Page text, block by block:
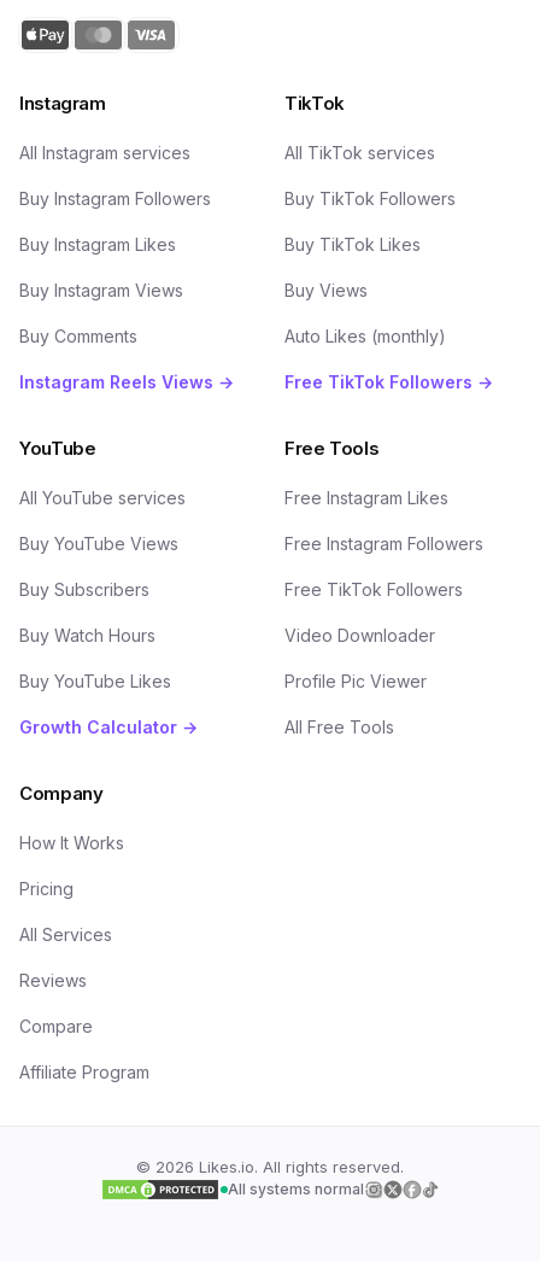
Instagram
All Instagram services
Buy Instagram Followers
Buy Instagram Likes
Buy Instagram Views
Buy Comments
Instagram Reels Views →
TikTok
All TikTok services
Buy TikTok Followers
Buy TikTok Likes
Buy Views
Auto Likes (monthly)
Free TikTok Followers →
YouTube
All YouTube services
Buy YouTube Views
Buy Subscribers
Buy Watch Hours
Buy YouTube Likes
Growth Calculator →
Free Tools
Free Instagram Likes
Free Instagram Followers
Free TikTok Followers
Video Downloader
Profile Pic Viewer
All Free Tools
Company
How It Works
Pricing
All Services
Reviews
Compare
Affiliate Program
© 2026 Likes.io. All rights reserved.
All systems normal